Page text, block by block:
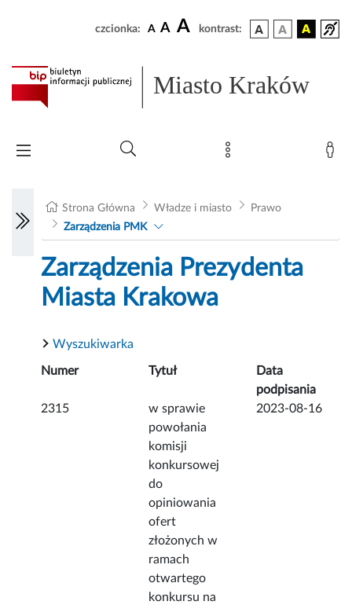
czcionka: A A A kontrast:
Miasto Kraków
Strona Główna Władze i miasto
Prawo
Zarządzenia PMK
Zarządzenia Prezydenta
Miasta Krakowa
Wyszukiwarka
Numer Tytuł
Data
podpisania
2315
w sprawie
powołania
komisji
konkursowej
do
opiniowania
ofert
złożonych w
ramach
otwartego
konkursu na
2023-08-16